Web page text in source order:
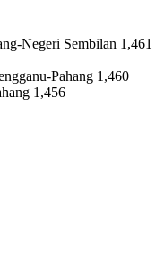
Negeri Sembilan 1,461
Pahang 1,460
1,456